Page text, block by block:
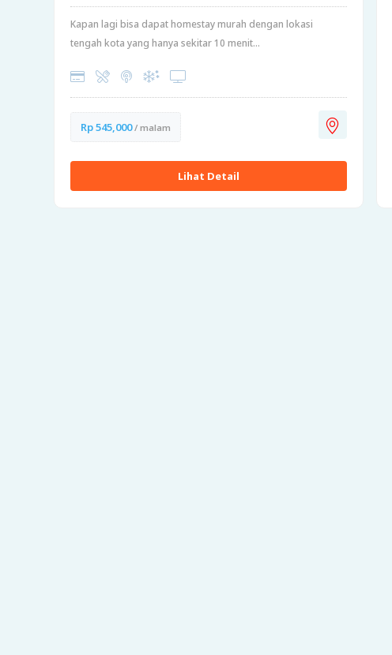
Kapan lagi bisa dapat homestay murah dengan lokasi
tengah kota yang hanya sekitar 10 menit...
Rp 545,000/ malam
Lihat Detail